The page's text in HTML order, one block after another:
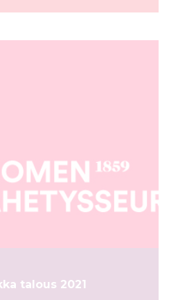
talous 2021